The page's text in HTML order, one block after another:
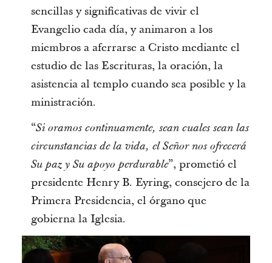
sencillas y significativas de vivir el
Evangelio cada día, y animaron a los
miembros a aferrarse a Cristo mediante el
estudio de las Escrituras, la oración, la
asistencia al templo cuando sea posible y la
ministración.
“Si oramos continuamente, sean cuales sean las
circunstancias de la vida, el Señor nos ofrecerá
Su paz y Su apoyo perdurable”, prometió el
presidente Henry B. Eyring, consejero de la
Primera Presidencia, el órgano que
gobierna la Iglesia.